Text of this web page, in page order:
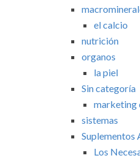
el calcio
nutrición
organos
la piel
Sin categoría
marketing
sistemas
Suplementos
Los